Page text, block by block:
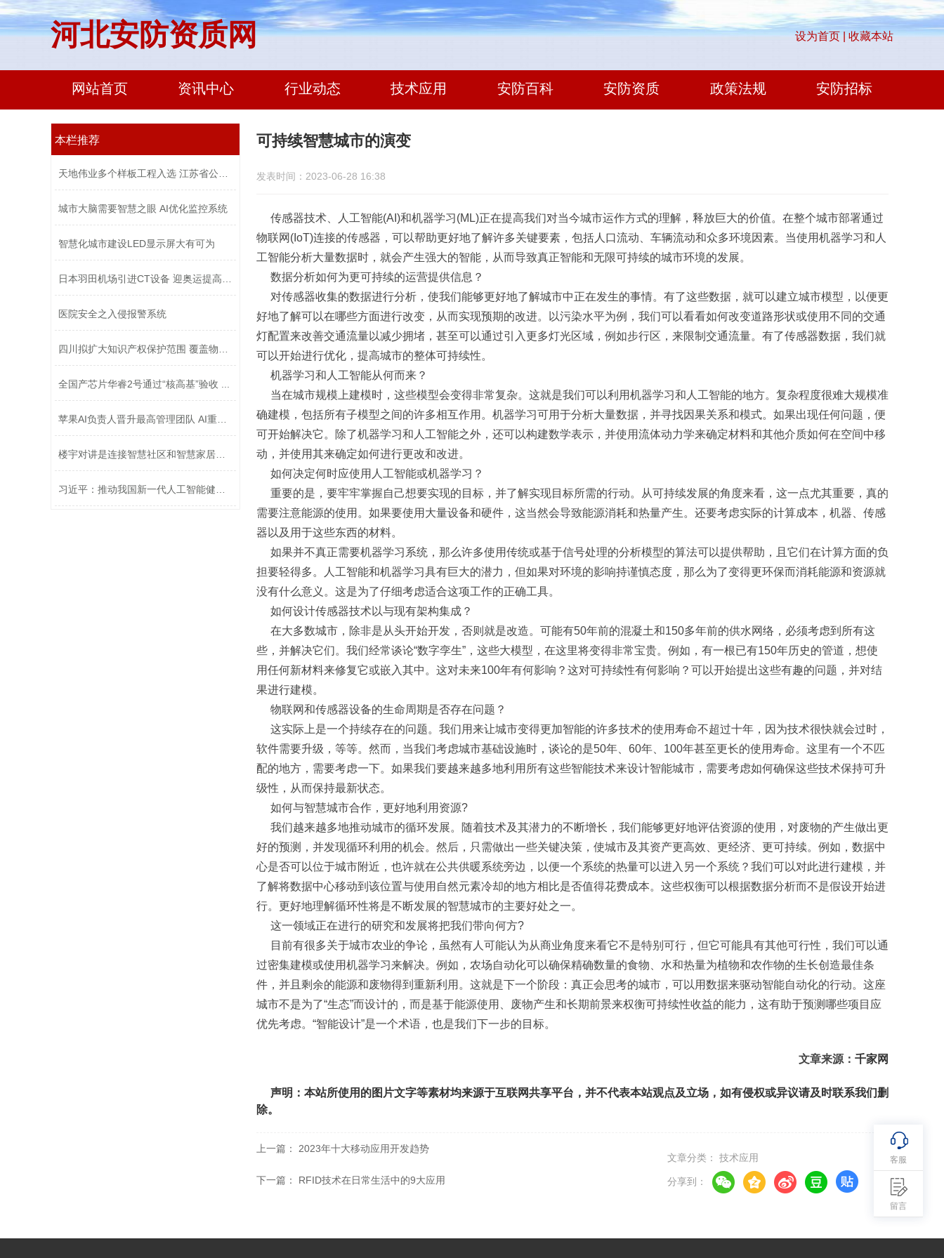
河北安防资质网 设为首页 | 收藏本站
网站首页 资讯中心 行业动态 技术应用 安防百科 安防资质 政策法规 安防招标
本栏推荐
城市大脑需要智慧之眼 AI优化监控系统
智慧化城市建设LED显示屏大有可为
医院安全之入侵报警系统
全国产芯片华睿2号通过“核高基”验收 ...
可持续智慧城市的演变
发表时间：2023-06-28 16:38
传感器技术、人工智能(AI)和机器学习(ML)正在提高我们对当今城市运作方式的理解，释放巨大的价值。在整个城市部署通过
物联网(IoT)连接的传感器，可以帮助更好地了解许多关键要素，包括人口流动、车辆流动和众多环境因素。当使用机器学习和人
工智能分析大量数据时，就会产生强大的智能，从而导致真正智能和无限可持续的城市环境的发展。
数据分析如何为更可持续的运营提供信息？
对传感器收集的数据进行分析，使我们能够更好地了解城市中正在发生的事情。有了这些数据，就可以建立城市模型，以便更
好地了解可以在哪些方面进行改变，从而实现预期的改进。以污染水平为例，我们可以看看如何改变道路形状或使用不同的交通
灯配置来改善交通流量以减少拥堵，甚至可以通过引入更多灯光区域，例如步行区，来限制交通流量。有了传感器数据，我们就
可以开始进行优化，提高城市的整体可持续性。
机器学习和人工智能从何而来？
当在城市规模上建模时，这些模型会变得非常复杂。这就是我们可以利用机器学习和人工智能的地方。复杂程度很难大规模准
确建模，包括所有子模型之间的许多相互作用。机器学习可用于分析大量数据，并寻找因果关系和模式。如果出现任何问题，便
可开始解决它。除了机器学习和人工智能之外，还可以构建数学表示，并使用流体动力学来确定材料和其他介质如何在空间中移
动，并使用其来确定如何进行更改和改进。
如何决定何时应使用人工智能或机器学习？
重要的是，要牢牢掌握自己想要实现的目标，并了解实现目标所需的行动。从可持续发展的角度来看，这一点尤其重要，真的
需要注意能源的使用。如果要使用大量设备和硬件，这当然会导致能源消耗和热量产生。还要考虑实际的计算成本，机器、传感
器以及用于这些东西的材料。
如果并不真正需要机器学习系统，那么许多使用传统或基于信号处理的分析模型的算法可以提供帮助，且它们在计算方面的负
担要轻得多。人工智能和机器学习具有巨大的潜力，但如果对环境的影响持谨慎态度，那么为了变得更环保而消耗能源和资源就
没有什么意义。这是为了仔细考虑适合这项工作的正确工具。
如何设计传感器技术以与现有架构集成？
在大多数城市，除非是从头开始开发，否则就是改造。可能有50年前的混凝土和150多年前的供水网络，必须考虑到所有这
些，并解决它们。我们经常谈论“数字孪生”，这些大模型，在这里将变得非常宝贵。例如，有一根已有150年历史的管道，想使
用任何新材料来修复它或嵌入其中。这对未来100年有何影响？这对可持续性有何影响？可以开始提出这些有趣的问题，并对结
果进行建模。
物联网和传感器设备的生命周期是否存在问题？
这实际上是一个持续存在的问题。我们用来让城市变得更加智能的许多技术的使用寿命不超过十年，因为技术很快就会过时，
软件需要升级，等等。然而，当我们考虑城市基础设施时，谈论的是50年、60年、100年甚至更长的使用寿命。这里有一个不匹
配的地方，需要考虑一下。如果我们要越来越多地利用所有这些智能技术来设计智能城市，需要考虑如何确保这些技术保持可升
级性，从而保持最新状态。
如何与智慧城市合作，更好地利用资源?
我们越来越多地推动城市的循环发展。随着技术及其潜力的不断增长，我们能够更好地评估资源的使用，对废物的产生做出更
好的预测，并发现循环利用的机会。然后，只需做出一些关键决策，使城市及其资产更高效、更经济、更可持续。例如，数据中
心是否可以位于城市附近，也许就在公共供暖系统旁边，以便一个系统的热量可以进入另一个系统？我们可以对此进行建模，并
了解将数据中心移动到该位置与使用自然元素冷却的地方相比是否值得花费成本。这些权衡可以根据数据分析而不是假设开始进
行。更好地理解循环性将是不断发展的智慧城市的主要好处之一。
这一领域正在进行的研究和发展将把我们带向何方?
目前有很多关于城市农业的争论，虽然有人可能认为从商业角度来看它不是特别可行，但它可能具有其他可行性，我们可以通
过密集建模或使用机器学习来解决。例如，农场自动化可以确保精确数量的食物、水和热量为植物和农作物的生长创造最佳条
件，并且剩余的能源和废物得到重新利用。这就是下一个阶段：真正会思考的城市，可以用数据来驱动智能自动化的行动。这座
城市不是为了“生态”而设计的，而是基于能源使用、废物产生和长期前景来权衡可持续性收益的能力，这有助于预测哪些项目应
优先考虑。“智能设计”是一个术语，也是我们下一步的目标。
文章来源： 千家网
声明：本站所使用的图片文字等素材均来源于互联网共享平台，并不代表本站观点及立场，如有侵权或异议请及时联系我们删
除。
上一篇： 2023年十大移动应用开发趋势
下一篇： RFID技术在日常生活中的9大应用
文章分类： 技术应用
分享到：
客服
留言